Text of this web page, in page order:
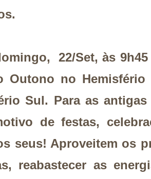
22/Set, às
Outono no Hemisfério
Sul. Para as
de festas,
seus! Aproveitem os
reabastecer as